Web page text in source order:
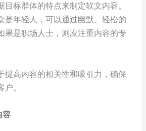
目标群体的特点来制定软文内容。
是年轻人，可以通过幽默、轻松的
果是职场人士，则应注重内容的专
提高内容的相关性和吸引力，确保
。
容